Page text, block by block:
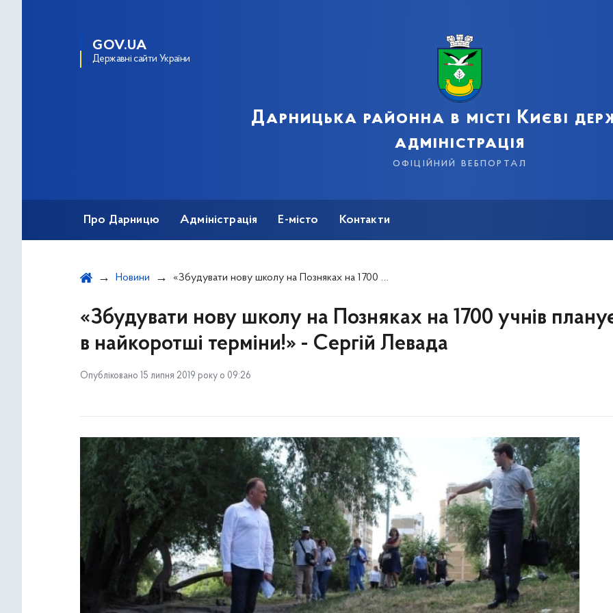
GOV.UA
Державні сайти України
Дарницька районна в місті Києві
адміністрація
офіційний вебпортал
Про Дарницю Адміністрація Е-місто Контакти
Новини «Збудувати нову школу на Позняках на 1700 учнів плануємо в найкоротші терміни!» - Сергій Левада
«Збудувати нову школу на Позняках на 1700 учнів
в найкоротші терміни!» - Сергій Левада
Опубліковано 15 липня 2019 року о 09:26